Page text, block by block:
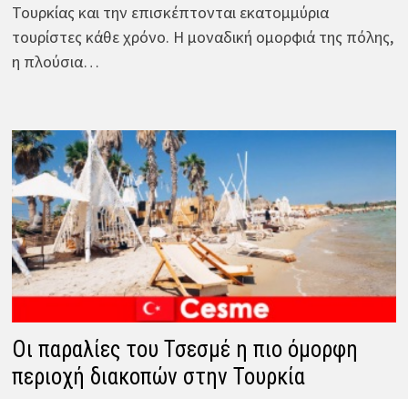
Τουρκίας και την επισκέπτονται εκατομμύρια
τουρίστες κάθε χρόνο. Η μοναδική ομορφιά της πόλης,
η πλούσια…
Οι παραλίες του Τσεσμέ η πιο όμορφη
περιοχή διακοπών στην Τουρκία